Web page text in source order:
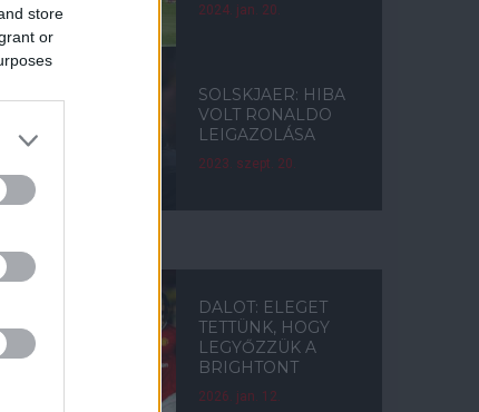
store
or
2024. jan. 20.
SOLSKJAER: HIBA
VOLT RONALDO
LEIGAZOLÁSA
2023. szept. 20.
KUPA
DALOT: ELEGET
TETTÜNK, HOGY
LEGYŐZZÜK A
BRIGHTONT
2026. jan. 12.